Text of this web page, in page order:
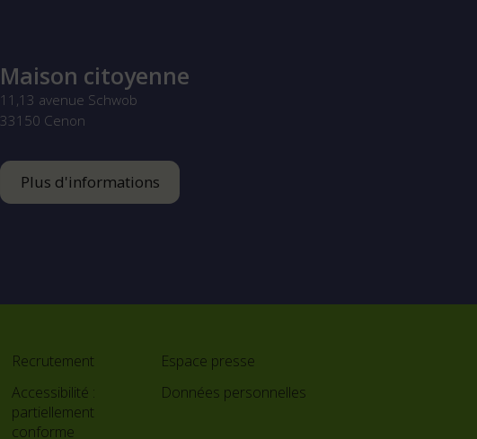
Maison citoyenne
11,13 avenue Schwob
33150 Cenon
Plus d'informations
Recrutement
Espace presse
Accessibilité :
partiellement
conforme
Données personnelles